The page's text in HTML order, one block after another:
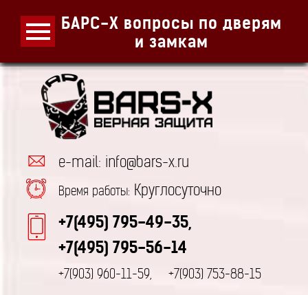
БАРС-Х вопросы по дверям
и замкам
e-mail: info@bars-x.ru
Время работы: Круглосуточно
+7(495) 795-49-35,
+7(495) 795-56-14
+7(903) 960-11-59, +7(903) 753-88-15